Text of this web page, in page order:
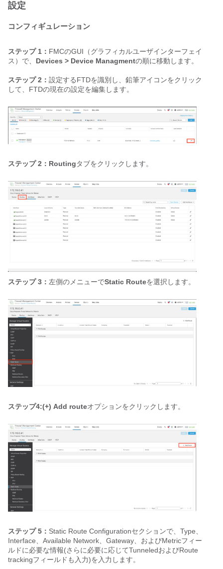
設定
コンフィギュレーション
ステップ 1： FMCのGUI（グラフィカルユーザインターフェイ
ス）で、 Devices > Device Managmentの順に移動します。
ステップ 2： 設定するFTDを識別し、鉛筆アイコンをクリック
して、FTDの現在の設定を編集します。
ステップ 2：Routingタブをクリックします。
ステップ 3： 左側のメニューでStatic Routeを選択します。
ステップ4:(+) Add routeオプションをクリックします。
ステップ 5： Static Route Configurationセクションで、Type、
Interface、Available Network、Gateway、およびMetricフィー
ルドに必要な情報(さらに必要に応じてTunneledおよびRoute
trackingフィールドも入力)を入力します。